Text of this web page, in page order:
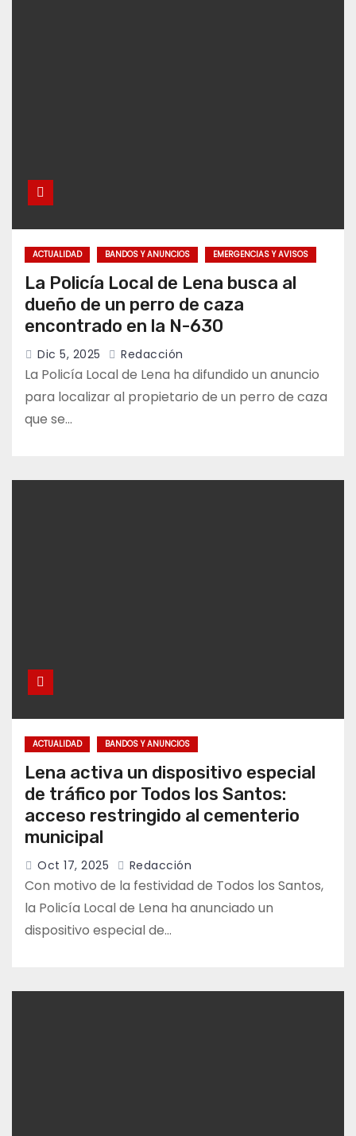
ACTUALIDAD BANDOS Y ANUNCIOS EMERGENCIAS Y AVISOS
La Policía Local de Lena busca al
dueño de un perro de caza
encontrado en la N-630
Dic 5, 2025 Redacción
La Policía Local de Lena ha difundido un anuncio
para localizar al propietario de un perro de caza
que se…
ACTUALIDAD BANDOS Y ANUNCIOS
Lena activa un dispositivo especial
de tráfico por Todos los Santos:
acceso restringido al cementerio
municipal
Oct 17, 2025 Redacción
Con motivo de la festividad de Todos los Santos,
la Policía Local de Lena ha anunciado un
dispositivo especial de…